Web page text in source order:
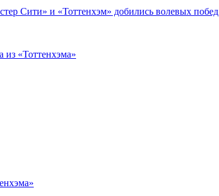
Сити» и «Тоттенхэм» добились волевых побед
из «Тоттенхэма»